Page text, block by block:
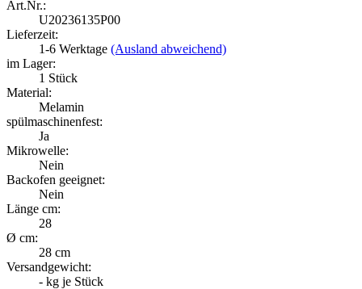
Art.Nr.:
U20236135P00
Lieferzeit:
1-6 Werktage (Ausland abweichend)
im Lager:
1 Stück
Material:
Melamin
spülmaschinenfest:
Ja
Mikrowelle:
Nein
Backofen geeignet:
Nein
Länge cm:
28
Ø cm:
28 cm
Versandgewicht:
- kg je Stück